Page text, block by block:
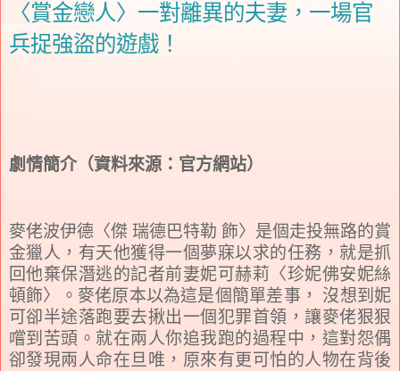
〈賞金戀人〉一對離異的夫妻，一場官
兵捉強盜的遊戲！
劇情簡介（資料來源：官方網站）
麥佬波伊德〈傑 瑞德巴特勒 飾〉是個走投無路的賞
金獵人，有天他獲得一個夢寐以求的任務，就是抓
回他棄保潛逃的記者前妻妮可赫莉〈珍妮佛安妮絲
頓飾〉。麥佬原本以為這是個簡單差事， 沒想到妮
可卻半途落跑要去揪出一個犯罪首領，讓麥佬狠狠
嚐到苦頭。就在兩人你追我跑的過程中，這對怨偶
卻發現兩人命在旦唯，原來有更可怕的人物在背後